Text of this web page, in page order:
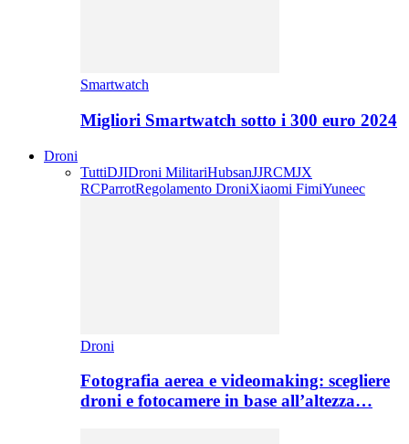
Smartwatch
Migliori Smartwatch sotto i 300 euro 2024
Droni
TuttiDJIDroni MilitariHubsanJJRCMJX
RCParrotRegolamento DroniXiaomi FimiYuneec
Droni
Fotografia aerea e videomaking: scegliere
droni e fotocamere in base all’altezza…